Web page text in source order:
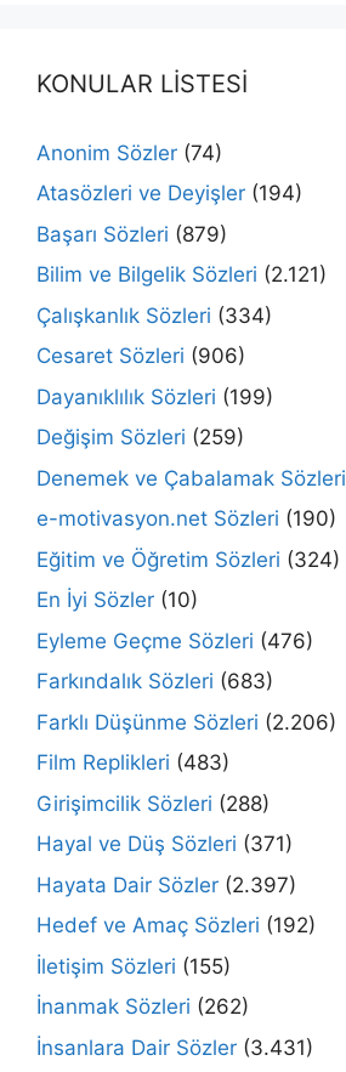
KONULAR LİSTESİ
Anonim Sözler (74)
Atasözleri ve Deyişler (194)
Başarı Sözleri (879)
Bilim ve Bilgelik Sözleri (2.121)
Çalışkanlık Sözleri (334)
Cesaret Sözleri (906)
Dayanıklılık Sözleri (199)
Değişim Sözleri (259)
Denemek ve Çabalamak Sözleri
e-motivasyon.net Sözleri (190)
Eğitim ve Öğretim Sözleri (324)
En İyi Sözler (10)
Eyleme Geçme Sözleri (476)
Farkındalık Sözleri (683)
Farklı Düşünme Sözleri (2.206)
Film Replikleri (483)
Girişimcilik Sözleri (288)
Hayal ve Düş Sözleri (371)
Hayata Dair Sözler (2.397)
Hedef ve Amaç Sözleri (192)
İletişim Sözleri (155)
İnanmak Sözleri (262)
İnsanlara Dair Sözler (3.431)